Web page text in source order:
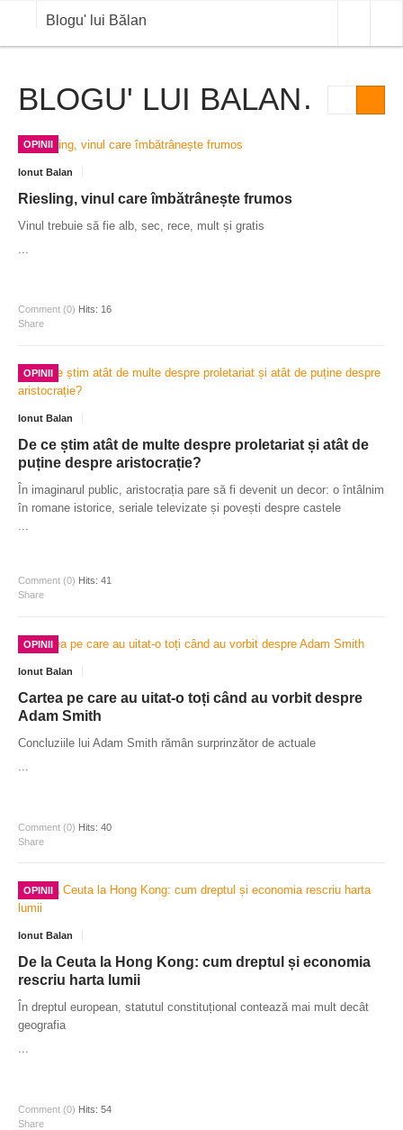
Blogu' lui Bălan
OPINII
STIRI
CURS VALUTAR IN TIMP REAL
COTATII BVB
BLOGU' LUI BALAN
OPINII
Ionut Balan
Riesling, vinul care îmbătrânește frumos
Vinul trebuie să fie alb, sec, rece, mult și gratis
Comment (0) Hits: 16
Share
OPINII
Ionut Balan
De ce știm atât de multe despre proletariat și atât de
puține despre aristocrație?
În imaginarul public, aristocrația pare să fi devenit un decor: o întâlnim
în romane istorice, seriale televizate și povești despre castele
Comment (0) Hits: 41
Share
OPINII
Ionut Balan
Cartea pe care au uitat-o toți când au vorbit despre
Adam Smith
Concluziile lui Adam Smith rămân surprinzător de actuale
...
Comment (0) Hits: 40
Share
OPINII
Ionut Balan
De la Ceuta la Hong Kong: cum dreptul și economia
rescriu harta lumii
În dreptul european, statutul constituțional contează mai mult decât
geografia
...
Comment (0) Hits: 54
Share